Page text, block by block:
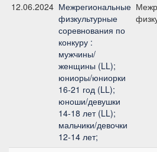
12.06.2024 Межрегиональные
физкультурные
соревнования по
конкуру :
мужчины/
женщины (LL);
юниоры/юниорки
16-21 год (LL);
юноши/девушки
14-18 лет (LL);
мальчики/девочки
12-14 лет;